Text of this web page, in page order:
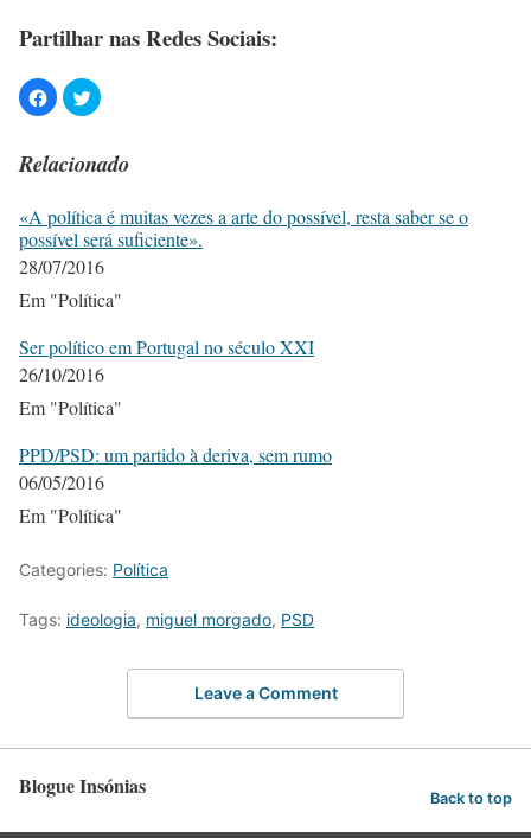
Partilhar nas Redes Sociais:
Relacionado
«A política é muitas vezes a arte do possível, resta saber se o
possível será suficiente».
28/07/2016
Em "Política"
Ser político em Portugal no século XXI
26/10/2016
Em "Política"
PPD/PSD: um partido à deriva, sem rumo
06/05/2016
Em "Política"
Categories: Política
Tags: ideologia, miguel morgado, PSD
Leave a Comment
Blogue Insónias Back to top